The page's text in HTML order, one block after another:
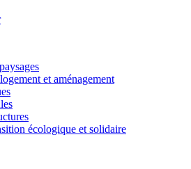
et aménagement
écologique et solidaire